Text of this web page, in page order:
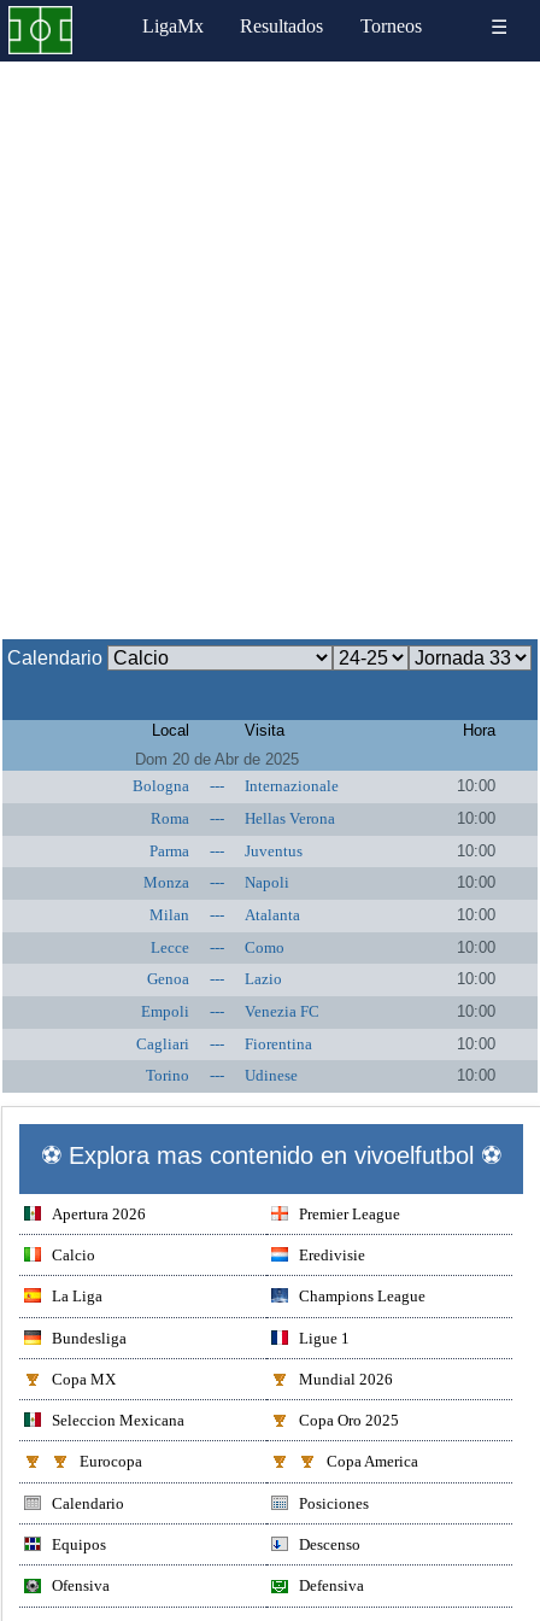
LigaMx Resultados Torneos ☰
Calendario
Local Visita
Hora
Dom 20 de Abr de 2025
Bologna
--- Internazionale
10:00
Roma
--- Hellas Verona
10:00
Parma
--- Juventus
10:00
Monza
--- Napoli
10:00
Milan
--- Atalanta
10:00
Lecce
--- Como
10:00
Genoa
--- Lazio
10:00
Empoli
--- Venezia FC
10:00
Cagliari
--- Fiorentina
10:00
Torino
--- Udinese 10:00
⚽ Explora mas contenido en vivoelfutbol ⚽
Apertura 2026 Premier League
Calcio Eredivisie
La Liga Champions League
Bundesliga Ligue 1
Copa MX Mundial 2026
Seleccion Mexicana Copa Oro 2025
Eurocopa Copa America
Calendario Posiciones
Equipos Descenso
Ofensiva Defensiva